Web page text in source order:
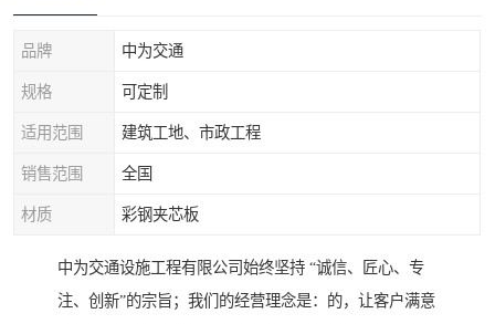
品牌 中为交通
规格 可定制
适用范围 建筑工地、市政工程
销售范围 全国
材质 彩钢夹芯板
中为交通设施工程有限公司始终坚持 “诚信、匠心、专
注、创新”的宗旨；我们的经营理念是：的，让客户满意